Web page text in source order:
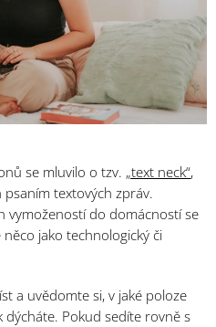
se mluvilo o tzv. „text neck“,
textových zpráv.
vymožeností do domácností se
jako technologický či
a uvědomte si, v jaké poloze
dýcháte. Pokud sedíte rovně s